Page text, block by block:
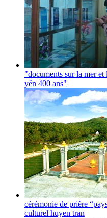
"documents sur la mer
yên 400 ans"
cérémonie de prière
culturel huyen tran